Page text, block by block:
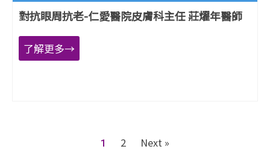
對抗眼周抗老-仁愛醫院皮膚科主任 莊燿年醫師
了解更多→
1 2 Next »